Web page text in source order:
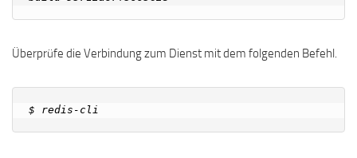
Überprüfe die Verbindung zum Dienst mit dem folgenden Befehl.